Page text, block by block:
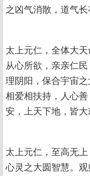
之凶气消散，道气长
太上元仁，全体大
从心所欲，亲亲仁
理阴阳，保合宇宙
相爱相扶持，人心
安，上天下地，皆大
太上元仁，至高无
心灵之大圆智慧。